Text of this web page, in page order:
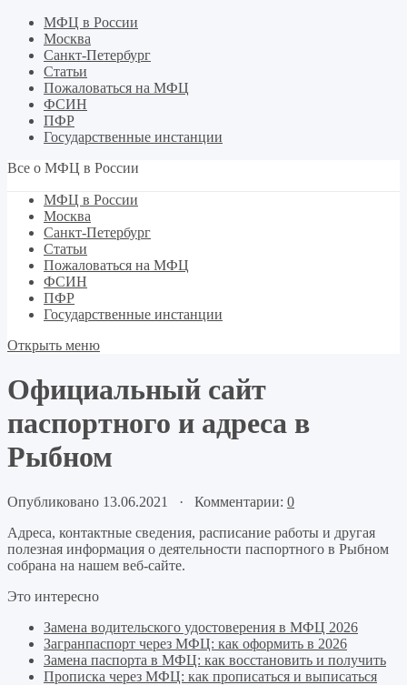
МФЦ в России
Москва
Санкт-Петербург
Статьи
Пожаловаться на МФЦ
ФСИН
ПФР
Государственные инстанции
Все о МФЦ в России
МФЦ в России
Москва
Санкт-Петербург
Статьи
Пожаловаться на МФЦ
ФСИН
ПФР
Государственные инстанции
Открыть меню
Официальный сайт
паспортного и адреса в
Рыбном
Опубликовано 13.06.2021 · Комментарии: 0
Адреса, контактные сведения, расписание работы и другая
полезная информация о деятельности паспортного в Рыбном
собрана на нашем веб-сайте.
Это интересно
Замена водительского удостоверения в МФЦ 2026
Загранпаспорт через МФЦ: как оформить в 2026
Замена паспорта в МФЦ: как восстановить и получить
Прописка через МФЦ: как прописаться и выписаться